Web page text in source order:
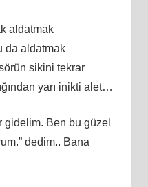
aldatmak
da aldatmak
sikini tekrar
yarı inikti alet…
gidelim. Ben bu güzel
dedim.. Bana